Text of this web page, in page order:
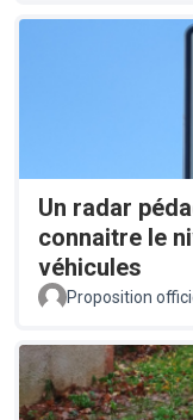
Un radar
connaitre le
véhicules
Proposition